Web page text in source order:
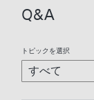
Q&A
トピックを選択